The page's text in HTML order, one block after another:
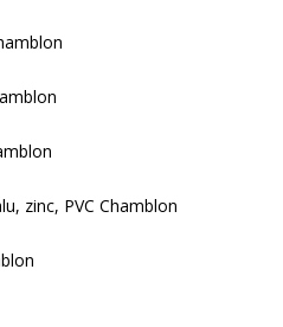
zinc, PVC Chamblon